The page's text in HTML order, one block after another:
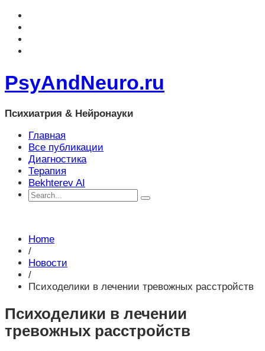
PsyAndNeuro.ru
Психиатрия & Нейронауки
Главная
Все публикации
Диагностика
Терапия
Bekhterev AI
Home
/
Новости
/
Психоделики в лечении тревожных расстройств
Психоделики в лечении
тревожных расстройств